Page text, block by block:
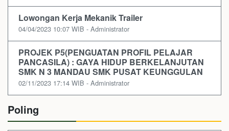
Lowongan Kerja Mekanik Trailer
04/04/2023 10:07 WIB - Administrator
PROJEK P5(PENGUATAN PROFIL PELAJAR
PANCASILA) : GAYA HIDUP BERKELANJUTAN
SMK N 3 MANDAU SMK PUSAT KEUNGGULAN
02/11/2023 17:14 WIB - Administrator
Poling